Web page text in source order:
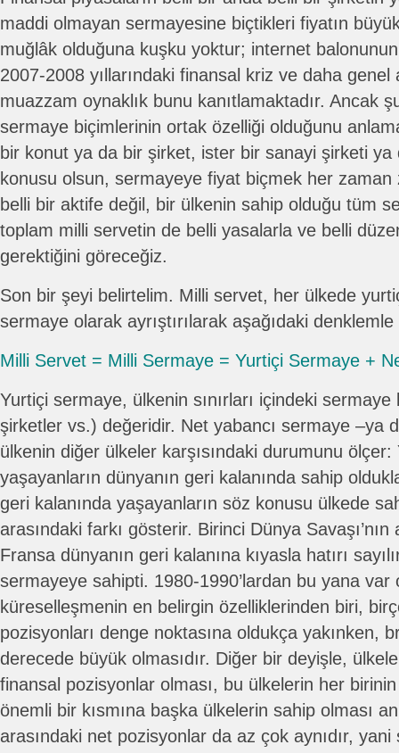
maddi olmayan sermayesine biçtikleri fiyatın
muğlâk olduğuna kuşku yoktur; internet balonunun
2007-2008 yıllarındaki finansal kriz ve daha
muazzam oynaklık bunu kanıtlamaktadır. Ancak
sermaye biçimlerinin ortak özelliği olduğunu
bir konut ya da bir şirket, ister bir sanayi şirketi
konusu olsun, sermayeye fiyat biçmek her
belli bir aktife değil, bir ülkenin sahip olduğu tüm
toplam milli servetin de belli yasalarla ve belli
gerektiğini göreceğiz.
Son bir şeyi belirtelim. Milli servet, her ülkede
sermaye olarak ayrıştırılarak aşağıdaki
Milli Servet = Milli Sermaye = Yurtiçi Sermaye +
Yurtiçi sermaye, ülkenin sınırları içindeki
şirketler vs.) değeridir. Net yabancı sermaye –ya
ülkenin diğer ülkeler karşısındaki durumunu
yaşayanların dünyanın geri kalanında sahip
geri kalanında yaşayanların söz konusu ülkede
arasındaki farkı gösterir. Birinci Dünya
Fransa dünyanın geri kalanına kıyasla hatırı
sermayeye sahipti. 1980-1990’lardan bu yana var
küreselleşmenin en belirgin özelliklerinden biri,
pozisyonları denge noktasına oldukça yakınken,
derecede büyük olmasıdır. Diğer bir deyişle,
finansal pozisyonlar olması, bu ülkelerin her
önemli bir kısmına başka ülkelerin sahip olması
arasındaki net pozisyonlar da az çok aynıdır, yani